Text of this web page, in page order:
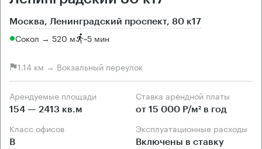
Москва, Ленинградский проспект, 80 к17
Сокол → 520 м ~5 мин
1.14 км → Вокзальный переулок
Арендуемые площади
154 — 2413 кв.м
Ставка арендной платы
от 15 000 Р/м² в год
Класс офисов
B
Эксплуатационные расходы
Включены в ставку